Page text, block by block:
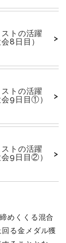
トの活躍
8日目）
>
トの活躍
9日目①）
>
トの活躍
9日目②）
>
めくくる混合
る金メダル獲